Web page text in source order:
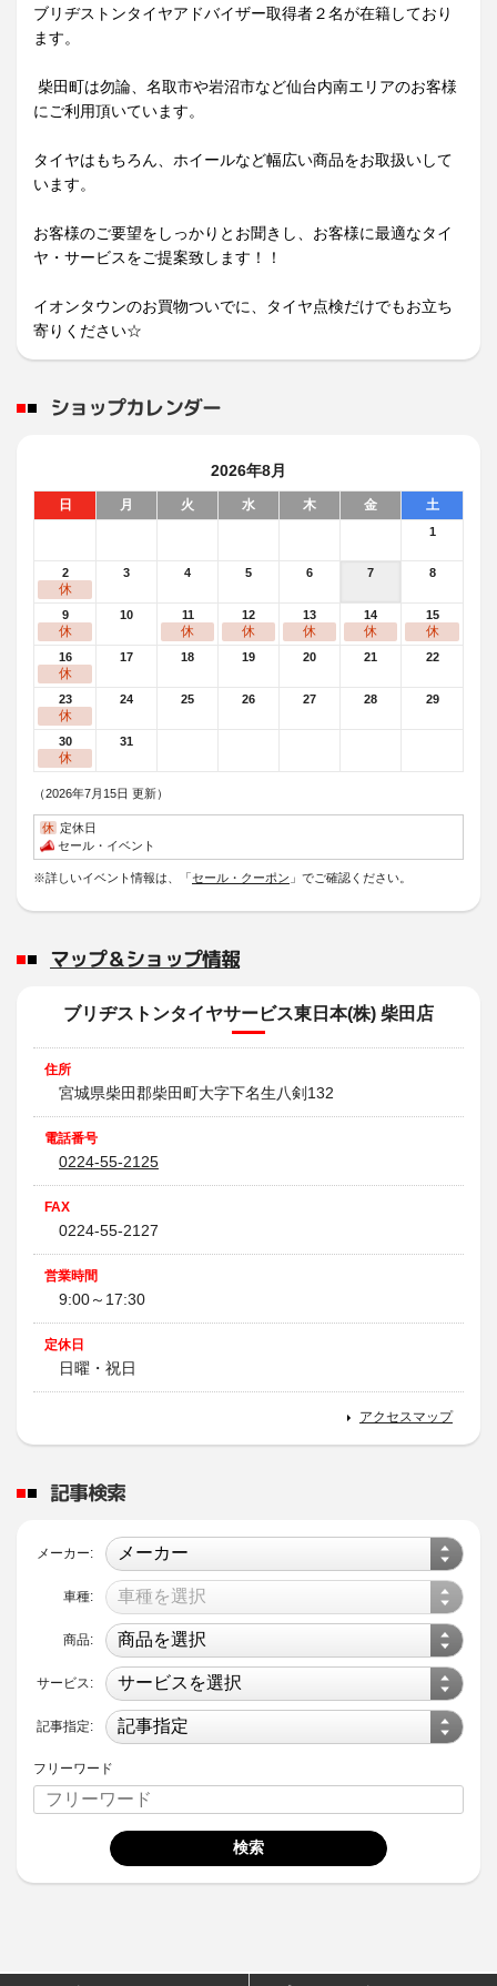
ブリヂストンタイヤアドバイザー取得者２名が在籍しており
ます。
柴田町は勿論、名取市や岩沼市など仙台内南エリアのお客様
にご利用頂いています。
タイヤはもちろん、ホイールなど幅広い商品をお取扱いして
います。
お客様のご要望をしっかり と お聞き し、お客様に最適なタイ
ヤ・サービスをご提案致します！！
イオンタウンのお買物ついでに、タイヤ点検だけでもお立ち
寄りください☆
ショップカレンダー
2026年8月
日 月 火 水 木 金 土
1
2
休
3 4 5 6 7 8
9
休
10 11
休
12
休
13
休
14
休
15
休
16
休
17 18 19 20 21 22
23
休
24 25 26 27 28 29
30
休
31
（2026年7月15日 更新）
休 定休日
セール・イベント
※詳しいイベント情報は、「セール・クーポン 」でご確認ください。
マップ＆ショップ情報
ブリヂストンタイヤサービス東日本(株) 柴田店
住所
宮城県柴田郡柴田町大字下名生八剣132
電話番号
0224-55-2125
FAX
0224-55-2127
営業時間
9:00～17:30
定休日
日曜・祝日
アクセスマップ
記事検索
メーカー:
車種:
商品:
サービス:
記事指定:
フリーワード